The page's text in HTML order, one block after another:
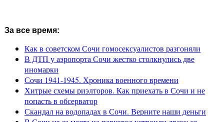
За все время:
Как в советском Сочи гомосексуалистов разгоняли
В ДТП у аэропорта Сочи жестко столкнулись две
иномарки
Сочи 1941-1945. Хроника военного времени
Хитрые схемы риэлторов. Как приехать в Сочи и не
попасть в обсерватор
Скандал на водопадах в Сочи. Верните наши деньги